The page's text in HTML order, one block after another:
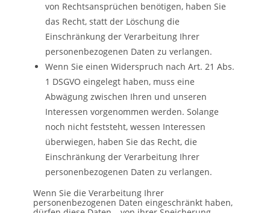
von Rechtsansprüchen benötigen, haben Sie
das Recht, statt der Löschung die
Einschränkung der Verarbeitung Ihrer
personenbezogenen Daten zu verlangen.
Wenn Sie einen Widerspruch nach Art. 21 Abs.
1 DSGVO eingelegt haben, muss eine
Abwägung zwischen Ihren und unseren
Interessen vorgenommen werden. Solange
noch nicht feststeht, wessen Interessen
überwiegen, haben Sie das Recht, die
Einschränkung der Verarbeitung Ihrer
personenbezogenen Daten zu verlangen.
Wenn Sie die Verarbeitung Ihrer
personenbezogenen Daten eingeschränkt haben,